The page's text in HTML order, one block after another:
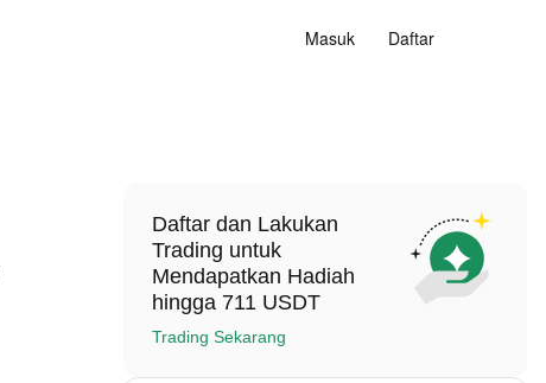
Masuk Daftar
Daftar dan Lakukan
Trading untuk
Mendapatkan Hadiah
hingga 711 USDT
Trading Sekarang